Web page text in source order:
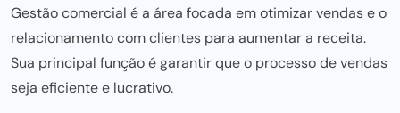
Gestão comercial é a área focada em otimizar vendas e o
relacionamento com clientes para aumentar a receita.
Sua principal função é garantir que o processo de vendas
seja eficiente e lucrativo.